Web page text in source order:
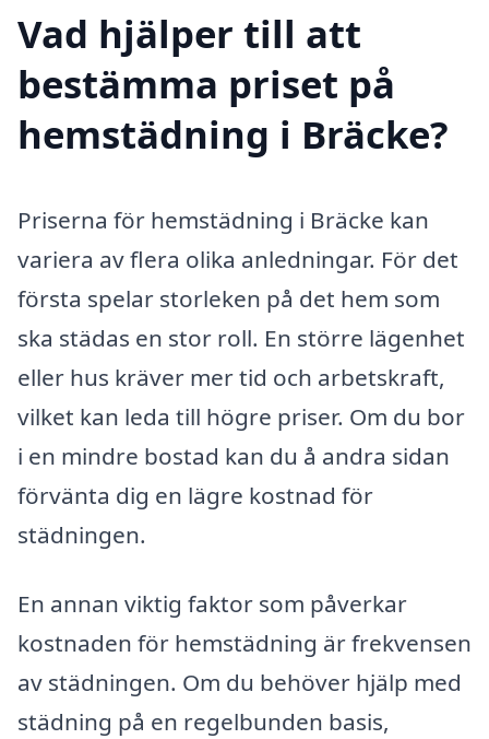
Vad hjälper till att
bestämma priset på
hemstädning i Bräcke?
Priserna för hemstädning i Bräcke kan
variera av flera olika anledningar. För det
första spelar storleken på det hem som
ska städas en stor roll. En större lägenhet
eller hus kräver mer tid och arbetskraft,
vilket kan leda till högre priser. Om du bor
i en mindre bostad kan du å andra sidan
förvänta dig en lägre kostnad för
städningen.
En annan viktig faktor som påverkar
kostnaden för hemstädning är frekvensen
av städningen. Om du behöver hjälp med
städning på en regelbunden basis,